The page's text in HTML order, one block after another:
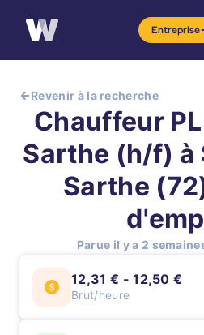
Entreprise
Revenir à la recherche
Chauffeur
Sarthe (h/f) à
Sarthe
Parue il y a 2
12,31 € - 12,50 €
Brut/heure